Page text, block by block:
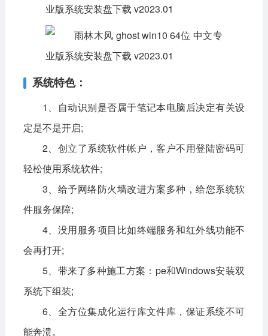
系统特色：
1、自动识别是否属于笔记本电脑后决定有关设
定是不是开启;
2、创立了系统软件帐户，客户不用登陆密码可
轻松使用系统软件;
3、给予网络防火墙改进方案多种，给您系统软
件服务保障;
4、没用服务项目比如终端服务和红外线功能不
会再打开;
5、带来了多种施工方案：pe和Windows安装双
系统下组装;
6、全方位集成化运行库文件库，保证系统不可
能奔溃。